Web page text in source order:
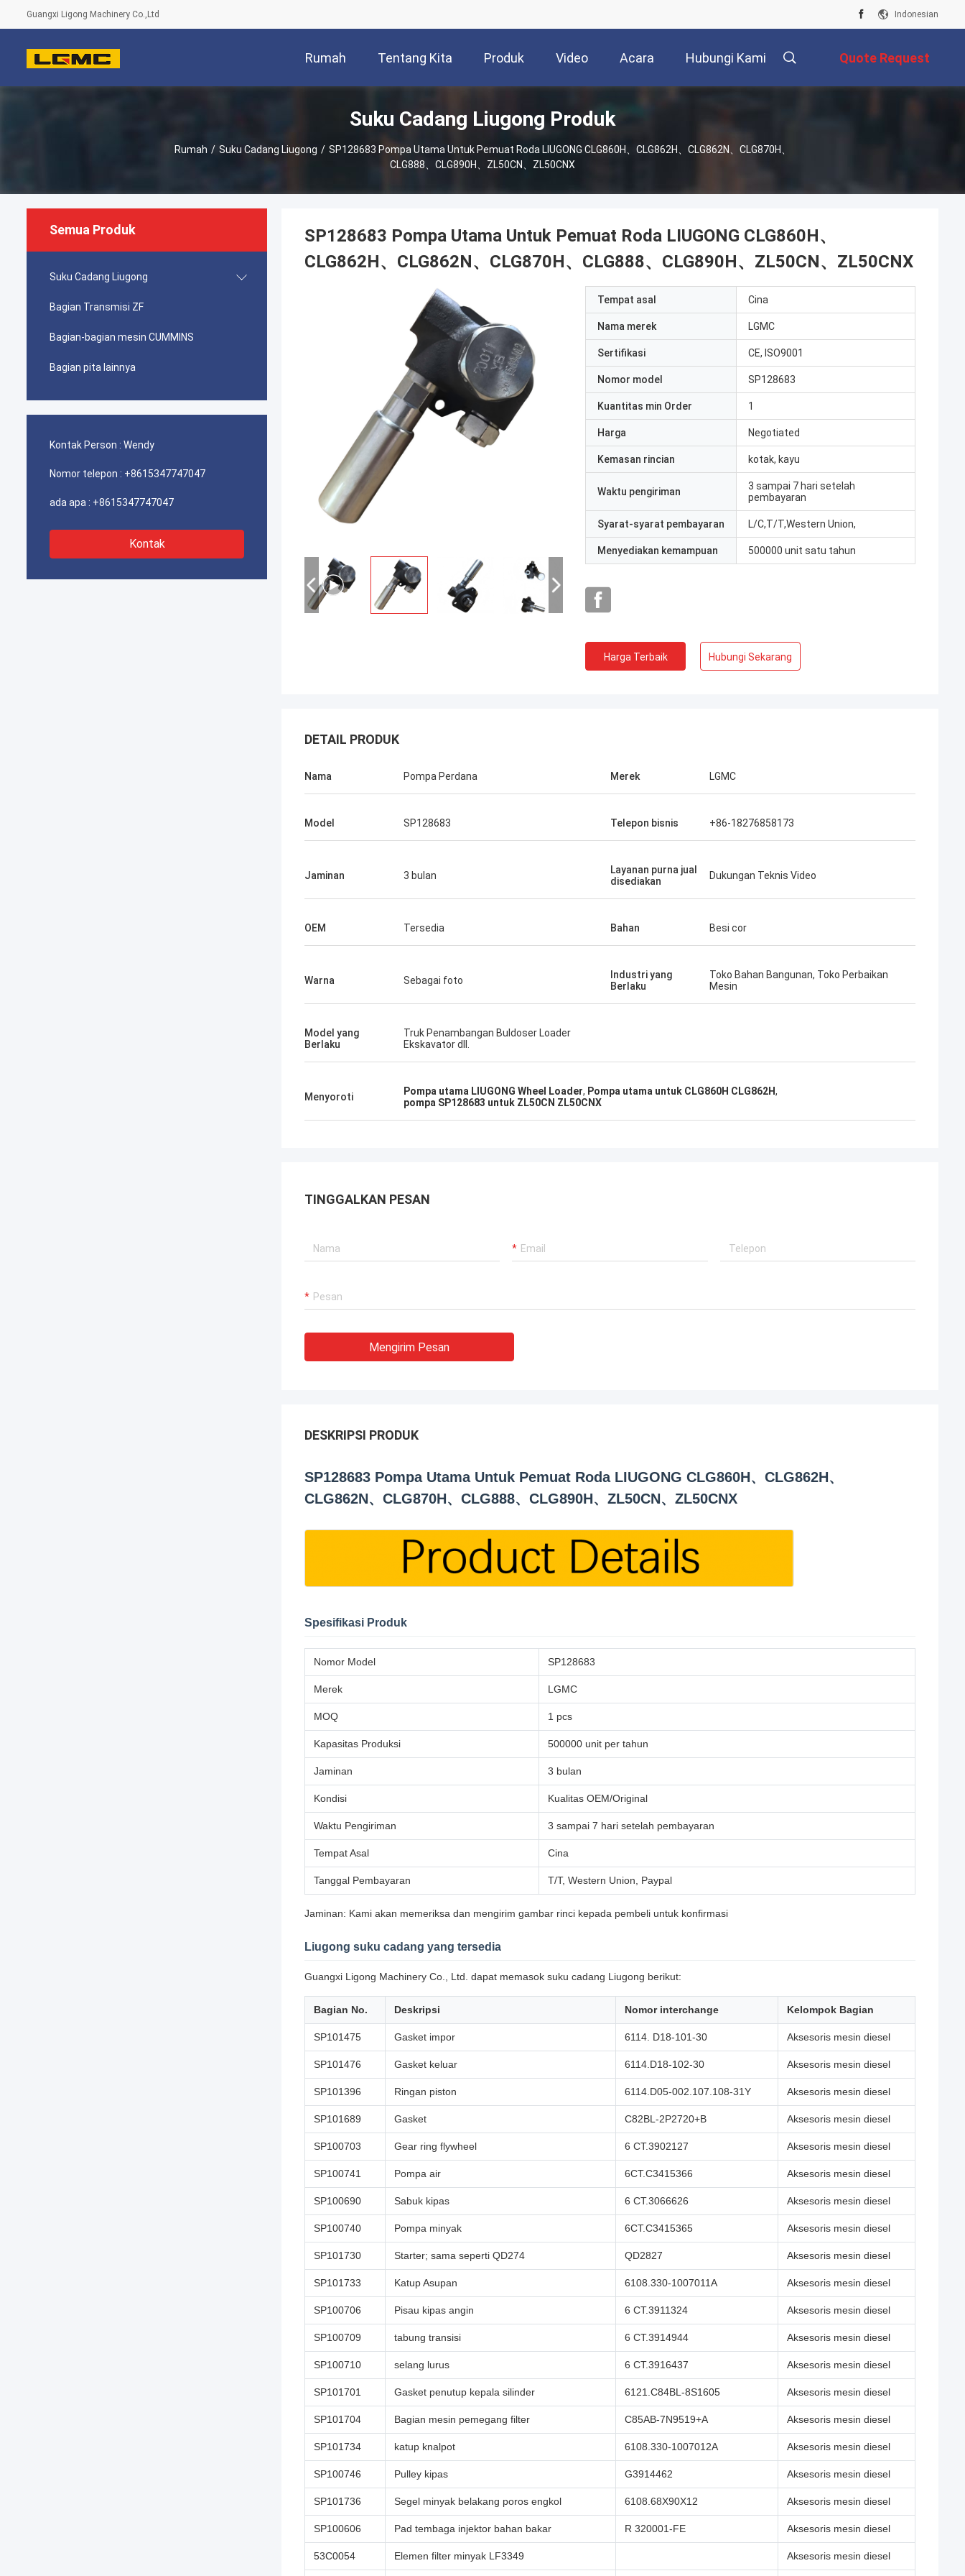
Guangxi Ligong Machinery Co.,Ltd Indonesian
Rumah Tentang Kita Produk Video Acara Hubungi Kami Quote Request
Suku Cadang Liugong Produk
Rumah / Suku Cadang Liugong / SP128683 Pompa Utama Untuk Pemuat Roda LIUGONG CLG860H、CLG862H、CLG862N、CLG870H、
CLG888、CLG890H、ZL50CN、ZL50CNX
Semua Produk
Suku Cadang Liugong
Bagian Transmisi ZF
Bagian-bagian mesin CUMMINS
Bagian pita lainnya
Kontak Person : Wendy
Nomor telepon : +8615347747047
ada apa : +8615347747047
Kontak
SP128683 Pompa Utama Untuk Pemuat Roda LIUGONG CLG860H、
CLG862H、CLG862N、CLG870H、CLG888、CLG890H、ZL50CN、ZL50CNX
Tempat asal Cina
Nama merek LGMC
Sertifikasi CE, ISO9001
Nomor model SP128683
Kuantitas min Order 1
Harga Negotiated
Kemasan rincian kotak, kayu
Waktu pengiriman
3 sampai 7 hari setelah
pembayaran
Syarat-syarat pembayaran L/C,T/T,Western Union,
Menyediakan kemampuan 500000 unit satu tahun
Harga Terbaik Hubungi Sekarang
DETAIL PRODUK
Nama Pompa Perdana Merek LGMC
Model SP128683 Telepon bisnis +86-18276858173
Jaminan 3 bulan
Layanan purna jual
disediakan
Dukungan Teknis Video
OEM Tersedia Bahan Besi cor
Warna Sebagai foto
Industri yang
Berlaku
Toko Bahan Bangunan, Toko Perbaikan
Mesin
Model yang
Berlaku
Truk Penambangan Buldoser Loader
Ekskavator dll.
Menyoroti Pompa utama LIUGONG Wheel Loader, Pompa utama untuk CLG860H CLG862H,
pompa SP128683 untuk ZL50CN ZL50CNX
TINGGALKAN PESAN
Mengirim Pesan
DESKRIPSI PRODUK
SP128683 Pompa Utama Untuk Pemuat Roda LIUGONG CLG860H、CLG862H、
CLG862N、CLG870H、CLG888、CLG890H、ZL50CN、ZL50CNX
Spesifikasi Produk
Nomor Model SP128683
Merek LGMC
MOQ 1 pcs
Kapasitas Produksi 500000 unit per tahun
Jaminan 3 bulan
Kondisi Kualitas OEM/Original
Waktu Pengiriman 3 sampai 7 hari setelah pembayaran
Tempat Asal Cina
Tanggal Pembayaran T/T, Western Union, Paypal
Jaminan: Kami akan memeriksa dan mengirim gambar rinci kepada pembeli untuk konfirmasi
Liugong suku cadang yang tersedia
Guangxi Ligong Machinery Co., Ltd. dapat memasok suku cadang Liugong berikut:
Bagian No. Deskripsi Nomor interchange Kelompok Bagian
SP101475 Gasket impor 6114. D18-101-30 Aksesoris mesin diesel
SP101476 Gasket keluar 6114.D18-102-30 Aksesoris mesin diesel
SP101396 Ringan piston 6114.D05-002.107.108-31Y Aksesoris mesin diesel
SP101689 Gasket C82BL-2P2720+B Aksesoris mesin diesel
SP100703 Gear ring flywheel 6 CT.3902127 Aksesoris mesin diesel
SP100741 Pompa air 6CT.C3415366 Aksesoris mesin diesel
SP100690 Sabuk kipas 6 CT.3066626 Aksesoris mesin diesel
SP100740 Pompa minyak 6CT.C3415365 Aksesoris mesin diesel
SP101730 Starter; sama seperti QD274 QD2827 Aksesoris mesin diesel
SP101733 Katup Asupan 6108.330-1007011A Aksesoris mesin diesel
SP100706 Pisau kipas angin 6 CT.3911324 Aksesoris mesin diesel
SP100709 tabung transisi 6 CT.3914944 Aksesoris mesin diesel
SP100710 selang lurus 6 CT.3916437 Aksesoris mesin diesel
SP101701 Gasket penutup kepala silinder 6121.C84BL-8S1605 Aksesoris mesin diesel
SP101704 Bagian mesin pemegang filter C85AB-7N9519+A Aksesoris mesin diesel
SP101734 katup knalpot 6108.330-1007012A Aksesoris mesin diesel
SP100746 Pulley kipas G3914462 Aksesoris mesin diesel
SP101736 Segel minyak belakang poros engkol 6108.68X90X12 Aksesoris mesin diesel
SP100606 Pad tembaga injektor bahan bakar R 320001-FE Aksesoris mesin diesel
53C0054 Elemen filter minyak LF3349 Aksesoris mesin diesel